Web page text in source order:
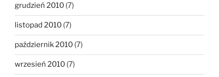
grudzień 2010 (7)
listopad 2010 (7)
październik 2010 (7)
wrzesień 2010 (7)